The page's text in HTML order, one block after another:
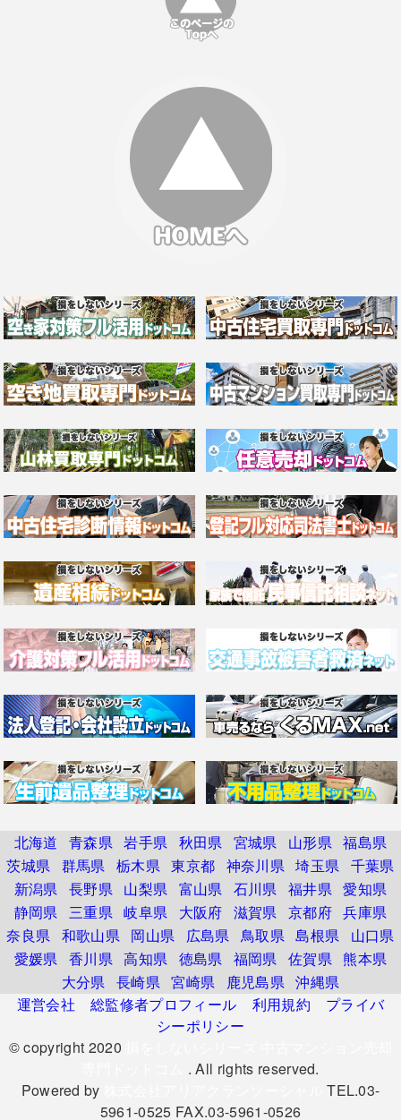
北海道 青森県 岩手県 秋田県 宮城県 山形県 福島県
茨城県 群馬県 栃木県 東京都 神奈川県 埼玉県 千葉県
新潟県 長野県 山梨県 富山県 石川県 福井県 愛知県
静岡県 三重県 岐阜県 大阪府 滋賀県 京都府 兵庫県
奈良県 和歌山県 岡山県 広島県 鳥取県 島根県
山口県
愛媛県 香川県 高知県 徳島県 福岡県 佐賀県 熊本県
大分県 長崎県 宮崎県 鹿児島県 沖縄県
運営会社
総監修者プロフィール 利用規約
プライバ
シーポリシー
© copyright 2020
. All rights reserved.
Powered by
TEL.03-
5961-0525 FAX.03-5961-0526